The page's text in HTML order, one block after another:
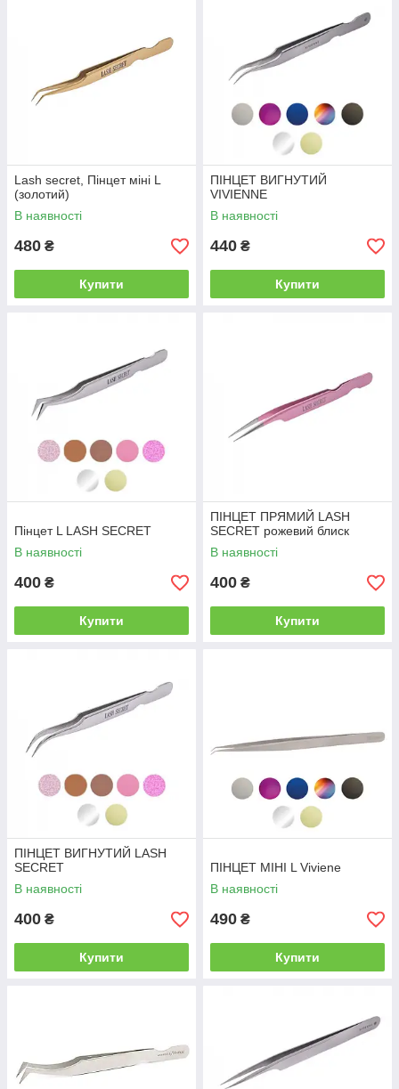
Lash secret, Пінцет міні L
(золотий)
В наявності
480 ₴
Купити
ПІНЦЕТ ВИГНУТИЙ
VIVIENNE
В наявності
440 ₴
Купити
Пінцет L LASH SECRET
В наявності
400 ₴
Купити
ПІНЦЕТ ПРЯМИЙ LASH
SECRET рожевий блиск
В наявності
400 ₴
Купити
ПІНЦЕТ ВИГНУТИЙ LASH
SECRET
В наявності
400 ₴
Купити
ПІНЦЕТ МІНІ L Viviene
В наявності
490 ₴
Купити